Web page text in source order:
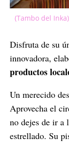
(Tambo del Inka)
Disfruta de su
innovadora,
productos
Un merecido
Aprovecha el
no dejes de ir a
estrellado. Su